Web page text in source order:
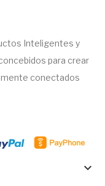
Inteligentes y
para crear
conectados
keyboard_arrow_down